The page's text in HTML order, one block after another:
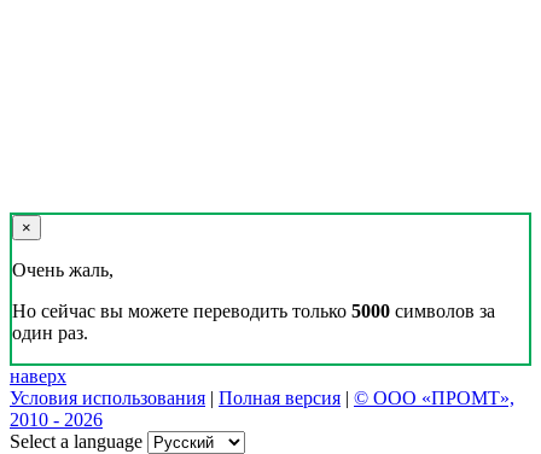
×
Очень жаль,
Но сейчас вы можете переводить только 5000 символов за
один раз.
наверх
Условия использования | Полная версия | © ООО «ПРОМТ»,
2010 - 2026
Select a language